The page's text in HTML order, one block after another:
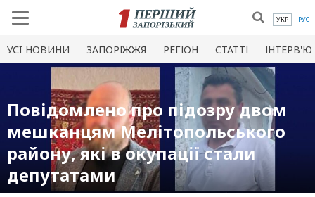
УКР РУС
УСI НОВИНИ ЗАПОРІЖЖЯ РЕГІОН СТАТТІ ІНТЕРВ'Ю
Повідомлено про підозру двом
мешканцям Мелітопольського
району, які в окупації стали
депутатами